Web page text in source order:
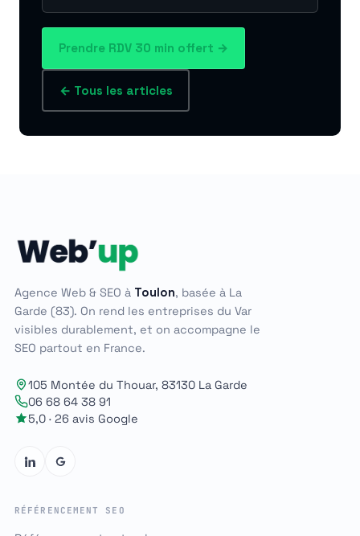
Prendre RDV 30 min offert →
← Tous les articles
Agence Web & SEO à Toulon, basée à La
Garde (83). On rend les entreprises du Var
visibles durablement, et on accompagne le
SEO partout en France.
105 Montée du Thouar, 83130 La Garde
06 68 64 38 91
5,0 · 26 avis Google
RÉFÉRENCEMENT SEO